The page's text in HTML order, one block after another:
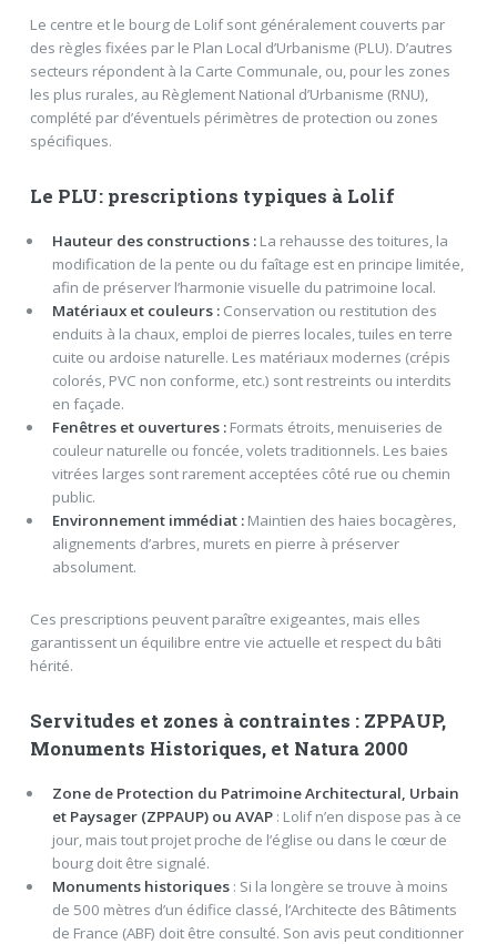
Le centre et le bourg de Lolif sont généralement couverts par
des règles fixées par le Plan Local d’Urbanisme (PLU). D’autres
secteurs répondent à la Carte Communale, ou, pour les zones
les plus rurales, au Règlement National d’Urbanisme (RNU),
complété par d’éventuels périmètres de protection ou zones
spécifiques.
Le PLU : prescriptions typiques à Lolif
Hauteur des constructions :La rehausse des toitures, la
modification de la pente ou du faîtage est en principe limitée,
afin de préserver l’harmonie visuelle du patrimoine local.
Matériaux et couleurs :Conservation ou restitution des
enduits à la chaux, emploi de pierres locales, tuiles en terre
cuite ou ardoise naturelle. Les matériaux modernes (crépis
colorés, PVC non conforme, etc.) sont restreints ou interdits
en façade.
Fenêtres et ouvertures :Formats étroits, menuiseries de
couleur naturelle ou foncée, volets traditionnels. Les baies
vitrées larges sont rarement acceptées côté rue ou chemin
public.
Environnement immédiat :Maintien des haies bocagères,
alignements d’arbres, murets en pierre à préserver
absolument.
Ces prescriptions peuvent paraître exigeantes, mais elles
garantissent un équilibre entre vie actuelle et respect du bâti
hérité.
Servitudes et zones à contraintes : ZPPAUP,
Monuments Historiques, et Natura 2000
Zone de Protection du Patrimoine Architectural, Urbain
et Paysager (ZPPAUP) ou AVAP: Lolif n’en dispose pas à ce
jour, mais tout projet proche de l’église ou dans le cœur de
bourg doit être signalé.
Monuments historiques: Si la longère se trouve à moins
de 500 mètres d’un édifice classé, l’Architecte des Bâtiments
de France (ABF) doit être consulté. Son avis peut conditionner